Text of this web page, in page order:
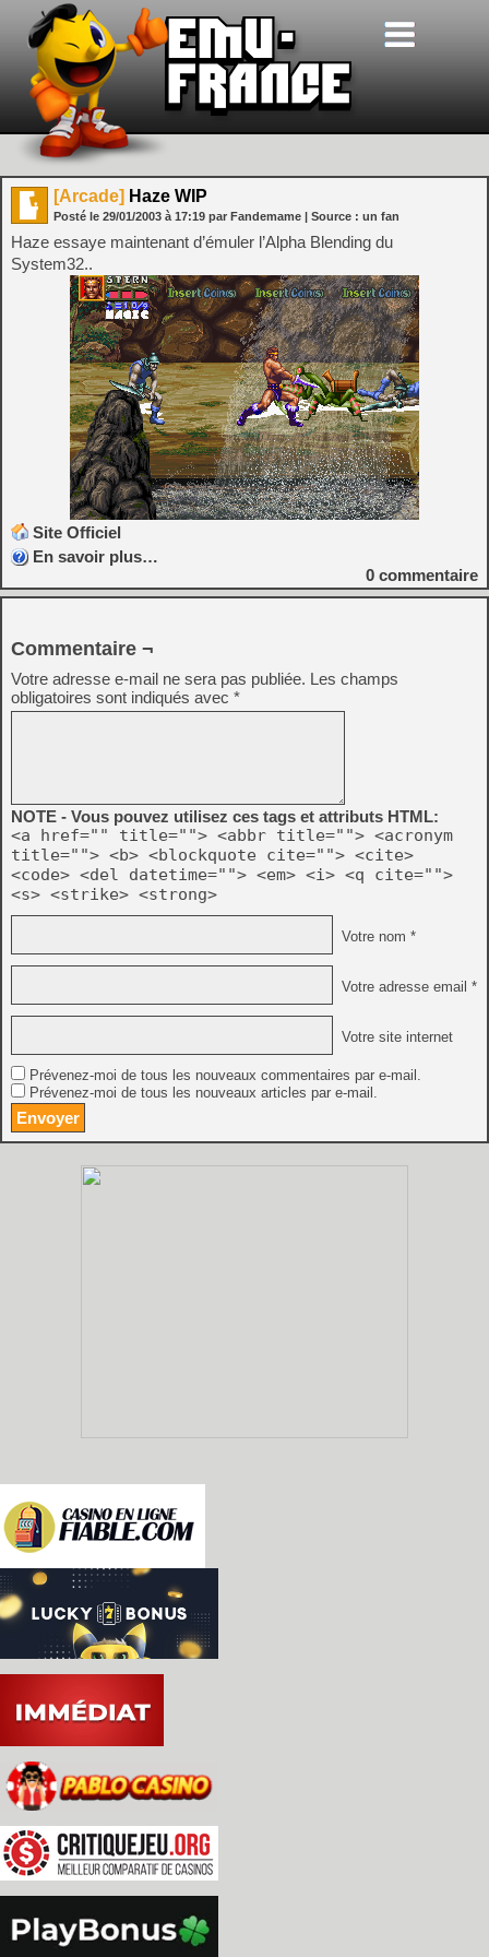
[Arcade] Haze WIP
Posté le 29/01/2003 à 17:19 par Fandemame | Source : un fan
Haze essaye maintenant d’émuler l’Alpha Blending du
System32..
Site Officiel
En savoir plus…
0 commentaire
Commentaire ¬
Votre adresse e-mail ne sera pas publiée. Les champs
obligatoires sont indiqués avec *
NOTE - Vous pouvez utilisez ces tags et attributs HTML:
<a href="" title=""> <abbr title=""> <acronym
title=""> <b> <blockquote cite=""> <cite>
<code> <del datetime=""> <em> <i> <q cite="">
<s> <strike> <strong>
Votre nom *
Votre adresse email *
Votre site internet
Prévenez-moi de tous les nouveaux commentaires par e-mail.
Prévenez-moi de tous les nouveaux articles par e-mail.